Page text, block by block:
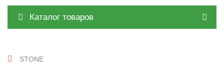
Каталог товаров
STONE